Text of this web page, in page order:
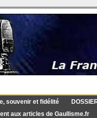
souvenir et fidélité
aux articles de Gaullisme.fr